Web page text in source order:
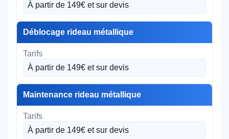
À partir de 149€ et sur devis
Déblocage rideau métallique
À partir de 149€ et sur devis
Maintenance rideau métallique
À partir de 149€ et sur devis